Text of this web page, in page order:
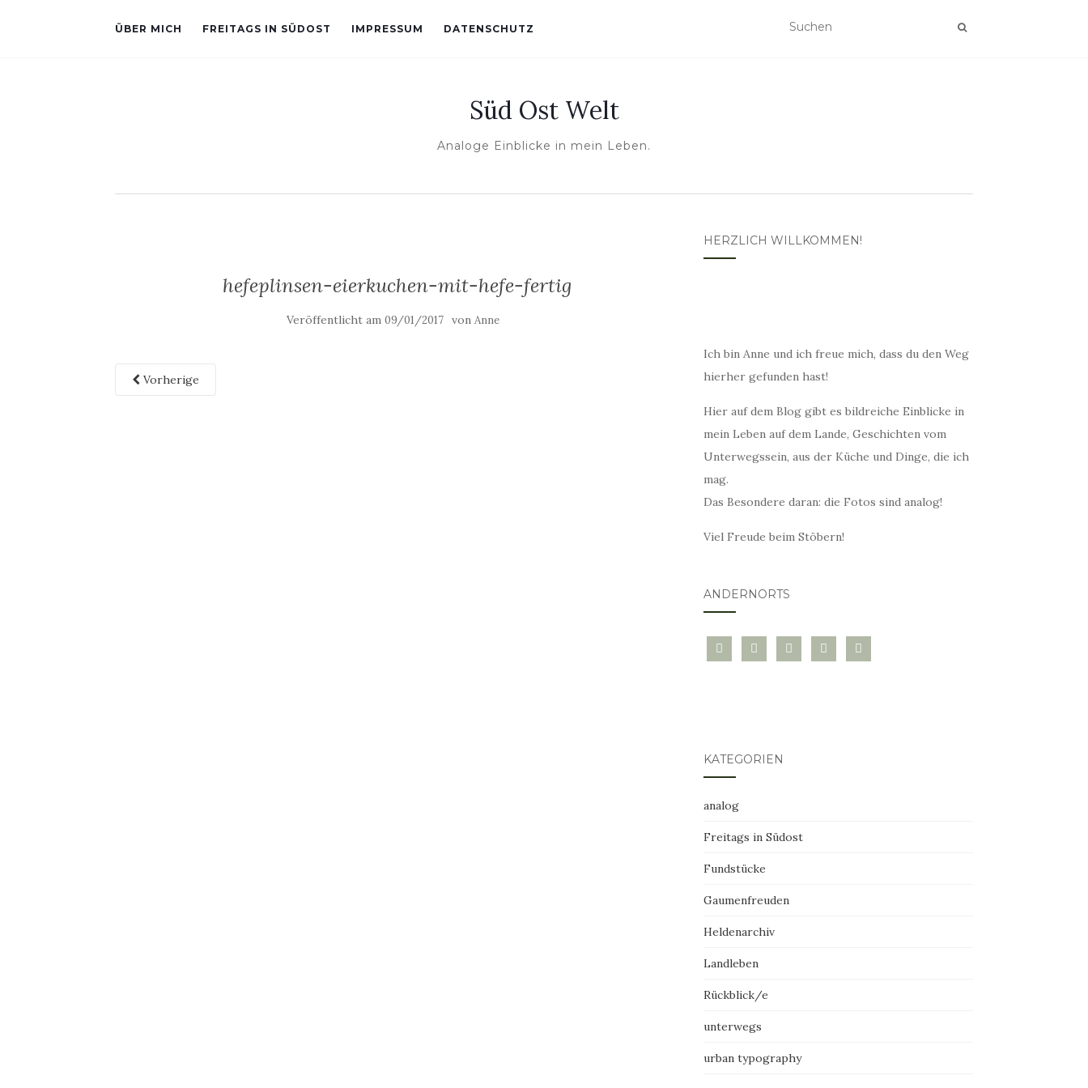
ÜBER MICH FREITAGS IN SÜDOST IMPRESSUM DATENSCHUTZ
Süd Ost Welt
Analoge Einblicke in mein Leben.
hefeplinsen-eierkuchen-mit-hefe-fertig
Veröffentlicht am 09/01/2017 von Anne
Vorherige
HERZLICH WILLKOMMEN!
Ich bin Anne und ich freue mich, dass du den Weg
hierher gefunden hast!
Hier auf dem Blog gibt es bildreiche Einblicke in
mein Leben auf dem Lande, Geschichten vom
Unterwegssein, aus der Küche und Dinge, die ich
mag.
Das Besondere daran: die Fotos sind analog!
Viel Freude beim Stöbern!
ANDERNORTS
bloglovininstagramtwitter pinterest
mail
KATEGORIEN
analog
Freitags in Südost
Fundstücke
Gaumenfreuden
Heldenarchiv
Landleben
Rückblick/e
unterwegs
urban typography